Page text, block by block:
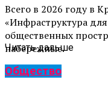
Всего в 2026 году в
«Инфраструктура
общественных
набережные.
Читать дальше
Общество